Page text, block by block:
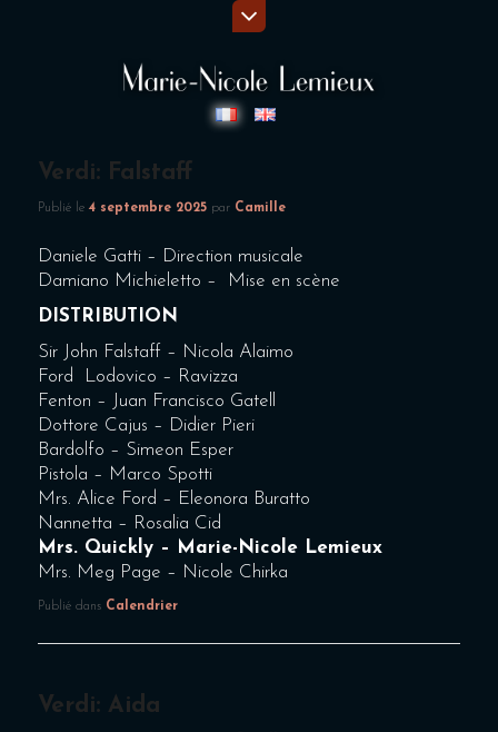
Verdi: Falstaff
Publié le4 septembre 2025 par Camille
Daniele Gatti – Direction musicale
Damiano Michieletto – Mise en scène
DISTRIBUTION
Sir John Falstaff – Nicola Alaimo
Ford Lodovico – Ravizza
Fenton – Juan Francisco Gatell
Dottore Cajus – Didier Pieri
Bardolfo – Simeon Esper
Pistola – Marco Spotti
Mrs. Alice Ford – Eleonora Buratto
Nannetta – Rosalia Cid
Mrs. Quickly – Marie-Nicole Lemieux
Mrs. Meg Page – Nicole Chirka
Publié dans Calendrier
Verdi: Aida